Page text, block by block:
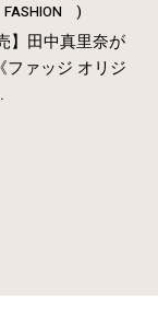
)
】田中真里奈が
ファッジ オリジ